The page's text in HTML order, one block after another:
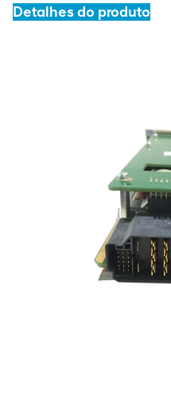
Detalhes do produto